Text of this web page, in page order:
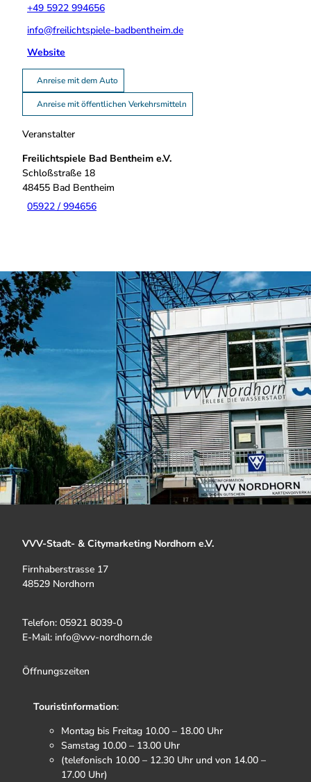
+49 5922 994656
info@freilichtspiele-badbentheim.de
Website
Anreise mit dem Auto
Anreise mit öffentlichen Verkehrsmitteln
Veranstalter
Freilichtspiele Bad Bentheim e.V.
Schloßstraße 18
48455 Bad Bentheim
05922 / 994656
VVV-Stadt- & Citymarketing Nordhorn e.V.
Firnhaberstrasse 17
48529 Nordhorn
Telefon: 05921 8039-0
E-Mail: info@vvv-nordhorn.de
Öffnungszeiten
Touristinformation:
Montag bis Freitag 10.00 – 18.00 Uhr
Samstag 10.00 – 13.00 Uhr
(telefonisch 10.00 – 12.30 Uhr und von 14.00 –
17.00 Uhr)